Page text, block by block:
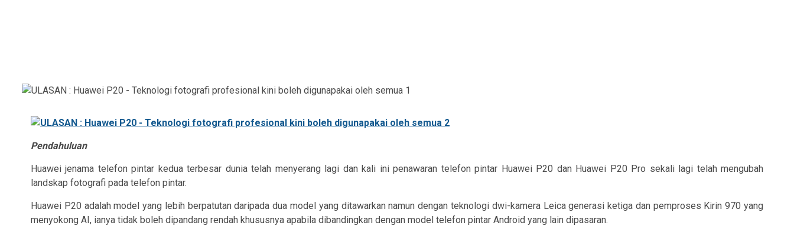
Pendahuluan
Huawei jenama telefon pintar kedua terbesar dunia telah menyerang lagi dan kali ini penawaran telefon pintar Huawei P20 dan Huawei P20 Pro sekali lagi telah mengubah
landskap fotografi pada telefon pintar.
Huawei P20 adalah model yang lebih berpatutan daripada dua model yang ditawarkan namun dengan teknologi dwi-kamera Leica generasi ketiga dan pemproses Kirin 970 yang
menyokong AI, ianya tidak boleh dipandang rendah khususnya apabila dibandingkan dengan model telefon pintar Android yang lain dipasaran.